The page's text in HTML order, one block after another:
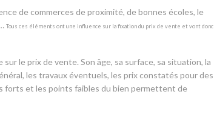
de commerces de proximité, de bonnes écoles, le
Tous ces éléments ont une influence sur la fixation du prix de vente et vont donc
le prix de vente. Son âge, sa surface, sa situation, la
les travaux éventuels, les prix constatés pour des
forts et les points faibles du bien permettent de